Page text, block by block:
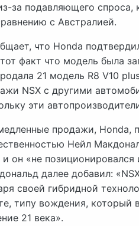
за подавляющего
с Австралией.
что Honda
факт что модель была
21 модель R8 V10
NSX с другими
эти
продажи, Honda,
Нейл
он «не
далее добавил:
своей гибридной
типу вождения, который
21 века».